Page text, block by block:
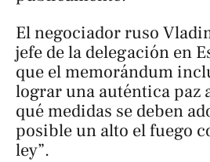
El negociador ruso
jefe de la delegación en
que el memorándum
lograr una auténtica paz
qué medidas se deben
posible un alto el fuego
ley”.